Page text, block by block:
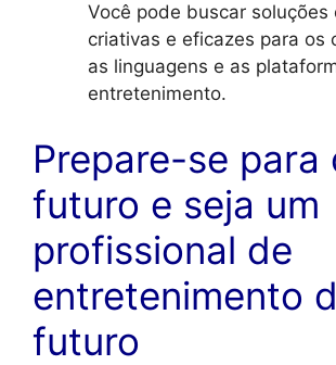
Você pode buscar soluções
criativas e eficazes para os
as linguagens e as
entretenimento.
Prepare-se para
futuro e seja um
profissional de
entretenimento
futuro